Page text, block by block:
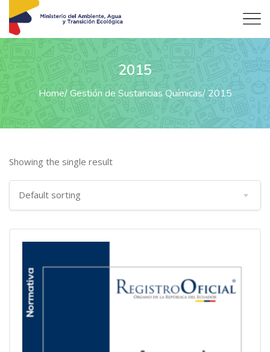
2015
Home Gestión de Sustancias Químicas 2015
Showing the single result